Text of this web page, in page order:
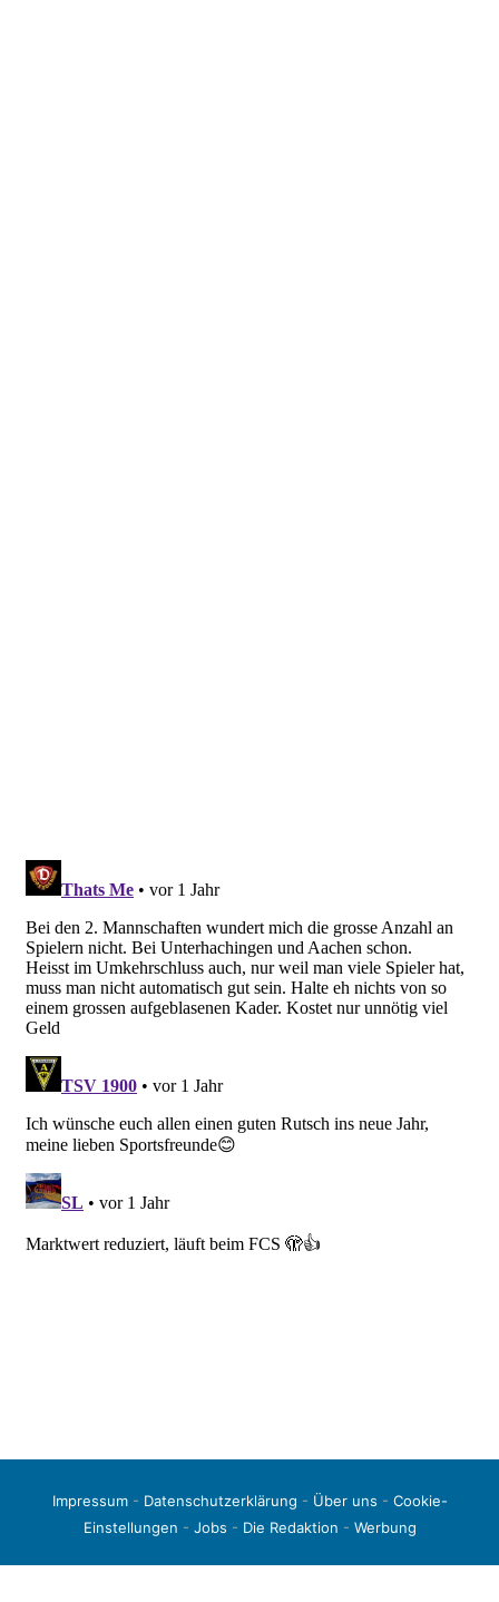
Impressum- Datenschutzerklärung - Über uns - Cookie-
Einstellungen - Jobs - Die Redaktion - Werbung